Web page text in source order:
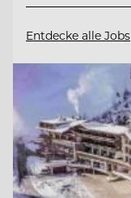
Entdecke alle Jobs